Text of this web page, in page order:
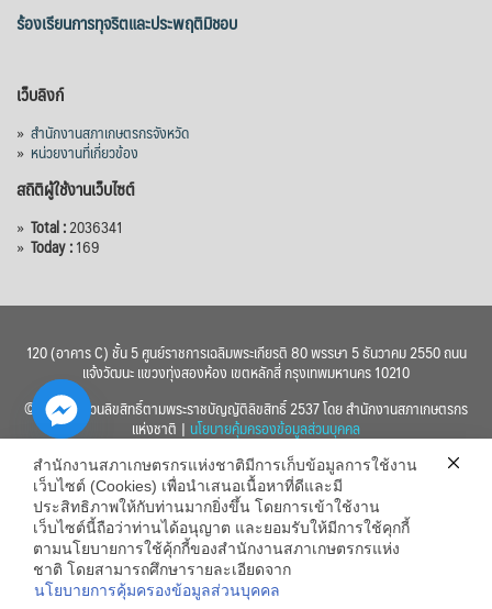
ร้องเรียนการทุจริตและประพฤติมิชอบ
เว็บลิงก์
» สำนักงานสภาเกษตรกรจังหวัด
» หน่วยงานที่เกี่ยวข้อง
สถิติผู้ใช้งานเว็บไซต์
» Total :2036341
» Today :169
120 (อาคาร C) ชั้น 5 ศูนย์ราชการเฉลิมพระเกียรติ 80 พรรษา 5 ธันวาคม 2550 ถนน
แจ้งวัฒนะ แขวงทุ่งสองห้อง เขตหลักสี่ กรุงเทพมหานคร 10210
© 2560 สงวนลิขสิทธิ์ตามพระราชบัญญัติลิขสิทธิ์ 2537 โดย สำนักงานสภาเกษตรกร
แห่งชาติ | นโยบายคุ้มครองข้อมูลส่วนบุคคล
สำนักงานสภาเกษตรกรแห่งชาติมีการเก็บข้อมูลการใช้งาน
เว็บไซต์ (Cookies) เพื่อนำเสนอเนื้อหาที่ดีและมี
ประสิทธิภาพให้กับท่านมากยิ่งขึ้น โดยการเข้าใช้งาน
เว็บไซต์นี้ถือว่าท่านได้อนุญาต และยอมรับให้มีการใช้คุกกี้
ตามนโยบายการใช้คุ้กกี้ของสำนักงานสภาเกษตรกรแห่ง
ชาติ โดยสามารถศึกษารายละเอียดจาก
นโยบายการคุ้มครองข้อมูลส่วนบุคคล
Hide
chaty